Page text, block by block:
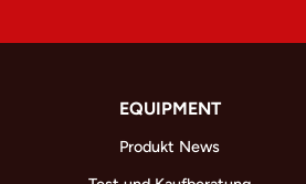
EQUIPMENT
Produkt News